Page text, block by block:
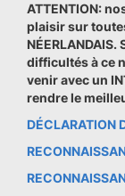
ATTENTION:
plaisir sur
difficultés à ce
venir avec un
rendre le
DÉCLARATION